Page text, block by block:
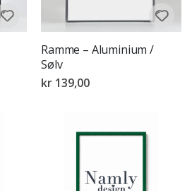
Ramme – Aluminium /
Sølv
kr 139,00